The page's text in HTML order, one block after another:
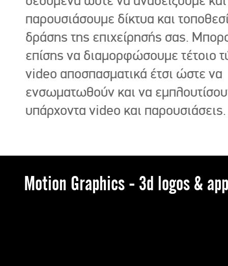
παρουσιάσουμε δίκτυα και
δράσης της επιχείρησής σας.
επίσης να διαμορφώσουμε τέτοιο
video αποσπασματικά έτσι ώστε να
ενσωματωθούν και να
υπάρχοντα video και παρουσιάσεις.
Motion Graphics - 3d logos &